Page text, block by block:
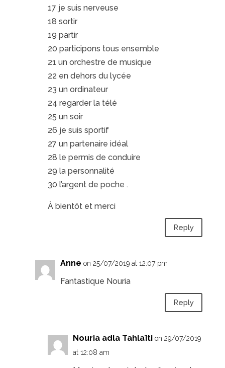
17 je suis nerveuse
18 sortir
19 partir
20 participons tous ensemble
21 un orchestre de musique
22 en dehors du lycée
23 un ordinateur
24 regarder la télé
25 un soir
26 je suis sportif
27 un partenaire idéal
28 le permis de conduire
29 la personnalité
30 l’argent de poche .
À bientôt et merci
Reply
Anne on 25/07/2019 at 12:07 pm
Fantastique Nouria
Reply
Nouria adla Tahlaïti on 29/07/2019
at 12:08 am